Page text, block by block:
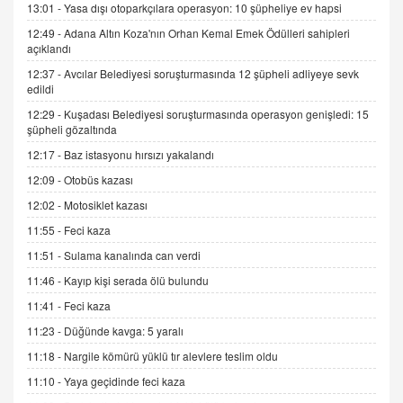
İNCİ GÜL AKÖL
06.07.2026 13:00
ADEM AKÖL
Esed Destekçilerinin Yüzüne Vurulan Şamar:
Sednaya
11.12.2024 12:30
DR. EKREM ASLAN
Gerçek Ne, Algı Ne? "Beraber Yürüyoruz"
Cümlesinin Peşinden
19.07.2025 12:45
GÖNÜL MENEKŞE
Şifacının Yolu
04.11.2025 12:56
AV. RÜMEYSA ÖZKALE
13:01 -Yasa dışı otoparkçılara operasyon: 10 şüpheliye ev hapsi
12:49 -Adana Altın Koza'nın Orhan Kemal Emek Ödülleri sahipleri
açıklandı
12:37 -Avcılar Belediyesi soruşturmasında 12 şüpheli adliyeye sevk
edildi
12:29 - Kuşadası Belediyesi soruşturmasında operasyon genişledi: 15
şüpheli gözaltında
12:17 - Baz istasyonu hırsızı yakalandı
12:09 -Otobüs kazası
12:02 - Motosiklet kazası
11:55 - Feci kaza
11:51 -Sulama kanalında can verdi
11:46 - Kayıp kişi serada ölü bulundu
11:41 - Feci kaza
11:23 - Düğünde kavga: 5 yaralı
11:18 - Nargile kömürü yüklü tır alevlere teslim oldu
11:10 -Yaya geçidinde feci kaza